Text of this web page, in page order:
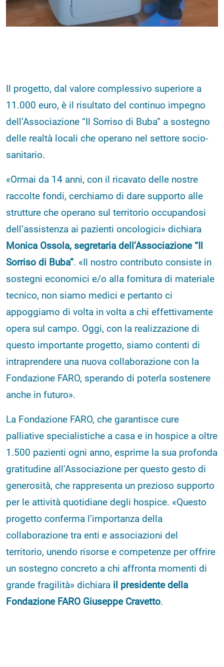
Il progetto, dal valore complessivo superiore a
11.000 euro, è il risultato del continuo impegno
dell’Associazione “Il Sorriso di Buba” a sostegno
delle realtà locali che operano nel settore socio-
sanitario.
«Ormai da 14 anni, con il ricavato delle nostre
raccolte fondi, cerchiamo di dare supporto alle
strutture che operano sul territorio occupandosi
dell’assistenza ai pazienti oncologici» dichiara
Monica Ossola, segretaria dell’Associazione “Il
Sorriso di Buba”. «Il nostro contributo consiste in
sostegni economici e/o alla fornitura di materiale
tecnico, non siamo medici e pertanto ci
appoggiamo di volta in volta a chi effettivamente
opera sul campo. Oggi, con la realizzazione di
questo importante progetto, siamo contenti di
intraprendere una nuova collaborazione con la
Fondazione FARO, sperando di poterla sostenere
anche in futuro».
La Fondazione FARO, che garantisce cure
palliative specialistiche a casa e in hospice a oltre
1.500 pazienti ogni anno, esprime la sua profonda
gratitudine all’Associazione per questo gesto di
generosità, che rappresenta un prezioso supporto
per le attività quotidiane degli hospice. «Questo
progetto conferma l’importanza della
collaborazione tra enti e associazioni del
territorio, unendo risorse e competenze per offrire
un sostegno concreto a chi affronta momenti di
grande fragilità» dichiara il presidente della
Fondazione FARO Giuseppe Cravetto.